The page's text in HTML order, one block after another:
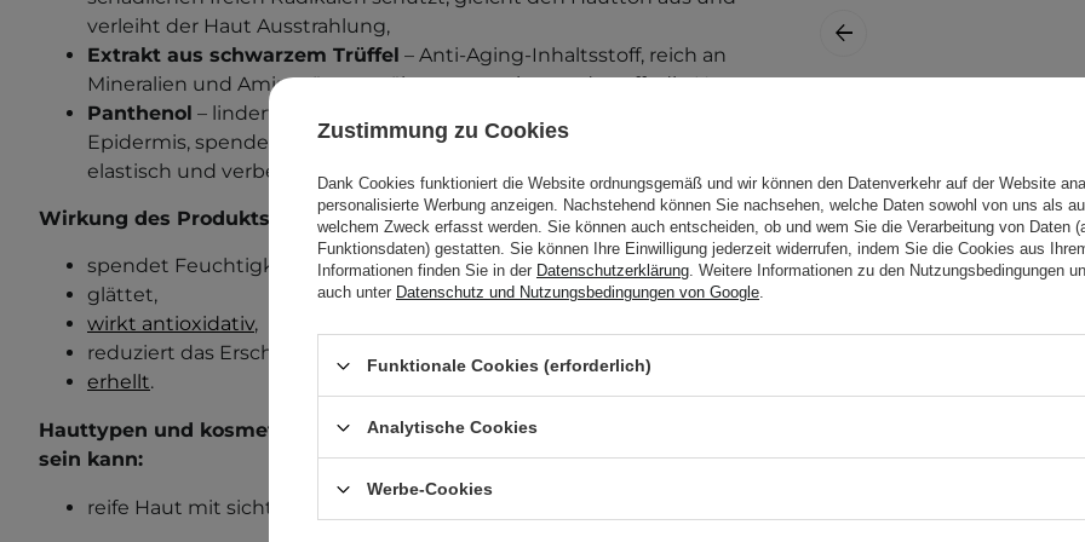
verleiht der Haut Ausstrahlung,
Extrakt aus schwarzem Trüffel – Anti-Aging-Inhaltsstoff, reich an
Mineralien und Aminosäuren, nährt, regeneriert und strafft die Haut,
Panthenol – lindert Reizungen, reduziert den Wasserverlust über die
Epidermis, spendet der Haut Feuchtigkeit, macht sie weich und
elastisch und verbessert die Lipidbarriere der Epidermis.
Wirkung des Produkts:
spendet Feuchtigkeit,
glättet,
wirkt antioxidativ,
reduziert das Erscheinungsbild von Falten,
erhellt.
Hauttypen und kosmetische Mängel, bei denen dieses Produkt hilfreich
sein kann:
reife Haut mit sichtbaren Falten.
Plus -
Peptidemulsion für
das Gesicht -
100ml
Zustimmung zu Cookies
Dank Cookies funktioniert die Website ordnungsgemäß und wir können den Datenverkehr auf der Website
personalisierte Werbung anzeigen. Nachstehend können Sie nachsehen, welche Daten sowohl von uns als
welchem Zweck erfasst werden. Sie können auch entscheiden, ob und wem Sie die Verarbeitung von Daten
Funktionsdaten) gestatten. Sie können Ihre Einwilligung jederzeit widerrufen, indem Sie die Cookies aus
Informationen finden Sie in der Datenschutzerklärung. Weitere Informationen zu den Nutzungsbedingungen
auch unter Datenschutz und Nutzungsbedingungen von Google.
Funktionale Cookies (erforderlich)
Analytische Cookies
Werbe-Cookies